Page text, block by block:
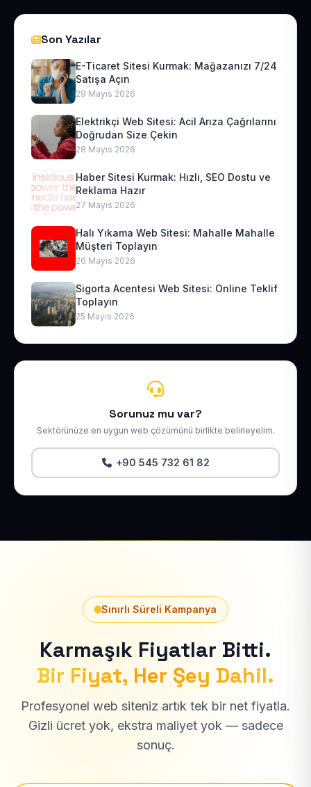
Son Yazılar
E-Ticaret Sitesi Kurmak: Mağazanızı 7/24
Satışa Açın
29 Mayıs 2026
Elektrikçi Web Sitesi: Acil Arıza Çağrılarını
Doğrudan Size Çekin
28 Mayıs 2026
Haber Sitesi Kurmak: Hızlı, SEO Dostu ve
Reklama Hazır
27 Mayıs 2026
Halı Yıkama Web Sitesi: Mahalle Mahalle
Müşteri Toplayın
26 Mayıs 2026
Sigorta Acentesi Web Sitesi: Online Teklif
Toplayın
25 Mayıs 2026
Sorunuz mu var?
Sektörünüze en uygun web çözümünü birlikte belirleyelim.
+90 545 732 61 82
Sınırlı Süreli Kampanya
Karmaşık Fiyatlar Bitti.
Bir Fiyat, Her Şey Dahil.
Profesyonel web siteniz artık tek bir net fiyatla.
Gizli ücret yok, ekstra maliyet yok — sadece
sonuç.